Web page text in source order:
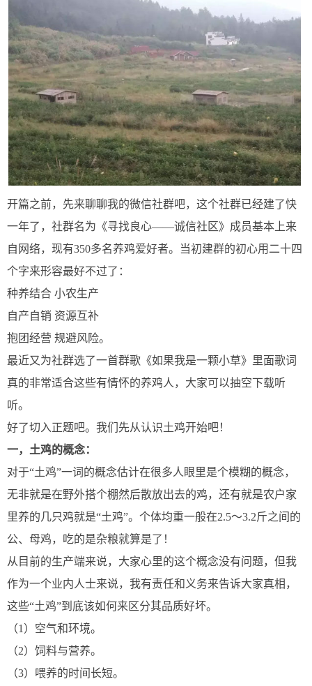
开篇之前，先来聊聊我的微信社群吧，这个社群已经建了快
一年了，社群名为《寻找良心——诚信社区》成员基本上来
自网络，现有350多名养鸡爱好者。当初建群的初心用二十四
个字来形容最好不过了：
种养结合 小农生产
自产自销 资源互补
抱团经营 规避风险。
最近又为社群选了一首群歌《如果我是一颗小草》里面歌词
真的非常适合这些有情怀的养鸡人，大家可以抽空下载听
听。
好了切入正题吧。我们先从认识土鸡开始吧！
一，土鸡的概念：
对于“土鸡”一词的概念估计在很多人眼里是个模糊的概念，
无非就是在野外搭个棚然后散放出去的鸡，还有就是农户家
里养的几只鸡就是“土鸡”。个体均重一般在2.5～3.2斤之间的
公、母鸡，吃的是杂粮就算是了！
从目前的生产端来说，大家心里的这个概念没有问题，但我
作为一个业内人士来说，我有责任和义务来告诉大家真相，
这些“土鸡”到底该如何来区分其品质好坏。
（1）空气和环境。
（2）饲料与营养。
（3）喂养的时间长短。